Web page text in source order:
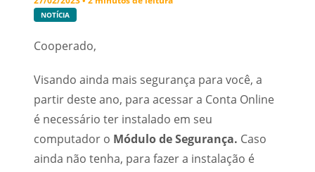
NOTÍCIA
Cooperado,
Visando ainda mais segurança para você, a
partir deste ano, para acessar a Conta Online
é necessário ter instalado em seu
computador o Módulo de Segurança. Caso
ainda não tenha, para fazer a instalação é